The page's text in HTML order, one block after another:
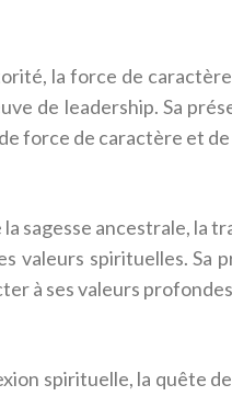
la force de
de leadership. Sa
force de caractère et
sagesse ancestrale, la
valeurs spirituelles. Sa
à ses valeurs
spirituelle, la quête